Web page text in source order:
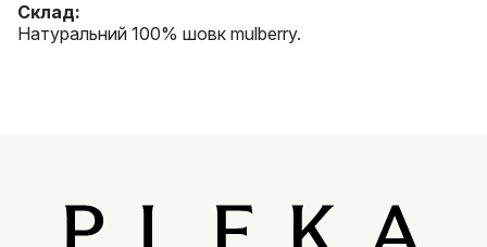
Склад:
Натуральний 100% шовк mulberry.